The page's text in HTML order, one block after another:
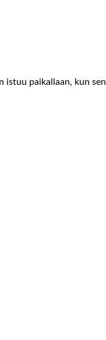
istuu paikallaan, kun sen